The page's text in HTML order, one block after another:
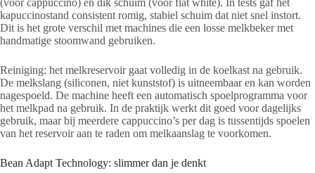
(voor cappuccino) en dik schuim (voor flat white). In tests gaf het
kapuccinostand consistent romig, stabiel schuim dat niet snel instort.
Dit is het grote verschil met machines die een losse melkbeker met
handmatige stoomwand gebruiken.
Reiniging: het melkreservoir gaat volledig in de koelkast na gebruik.
De melkslang (siliconen, niet kunststof) is uitneembaar en kan worden
nagespoeld. De machine heeft een automatisch spoelprogramma voor
het melkpad na gebruik. In de praktijk werkt dit goed voor dagelijks
gebruik, maar bij meerdere cappuccino’s per dag is tussentijds spoelen
van het reservoir aan te raden om melkaanslag te voorkomen.
Bean Adapt Technology: slimmer dan je denkt